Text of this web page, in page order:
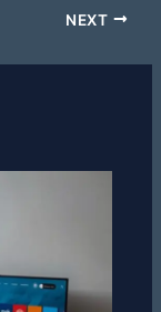
NEXT